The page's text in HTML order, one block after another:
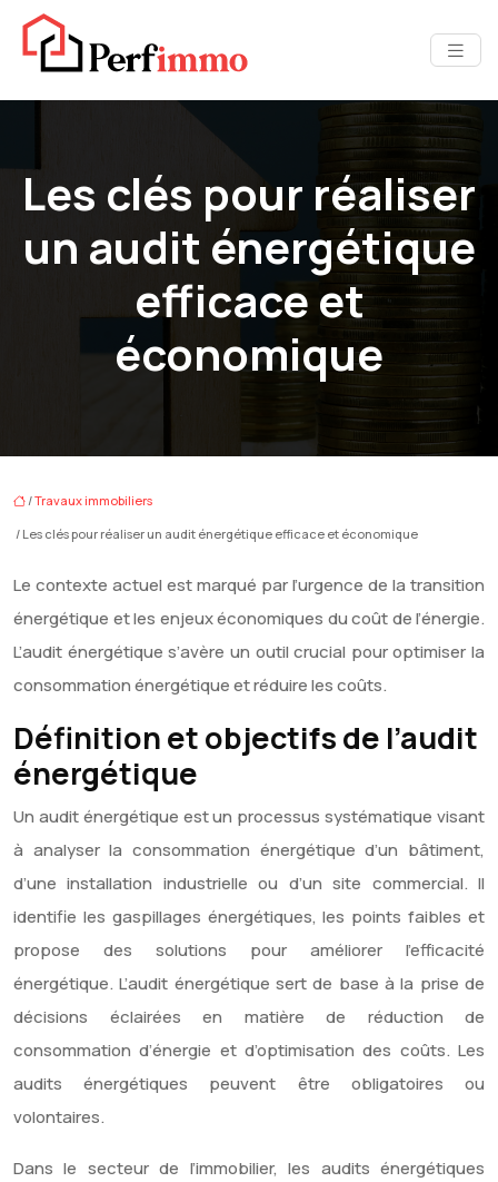
Les clés pour réaliser
un audit énergétique
efficace et
économique
/Travaux immobiliers
/ Les clés pour réaliser un audit énergétique efficace et économique
Le contexte actuel est marqué par l’urgence de la transition
énergétique et les enjeux économiques du coût de l’énergie.
L’audit énergétique s’avère un outil crucial pour optimiser la
consommation énergétique et réduire les coûts.
Définition et objectifs de l’audit
énergétique
Un audit énergétique est un processus systématique visant
à analyser la consommation énergétique d’un bâtiment,
d’une installation industrielle ou d’un site commercial. Il
identifie les gaspillages énergétiques, les points faibles et
propose des solutions pour améliorer l’efficacité
énergétique. L’audit énergétique sert de base à la prise de
décisions éclairées en matière de réduction de
consommation d’énergie et d’optimisation des coûts. Les
audits énergétiques peuvent être obligatoires ou
volontaires.
Dans le secteur de l’immobilier, les audits énergétiques